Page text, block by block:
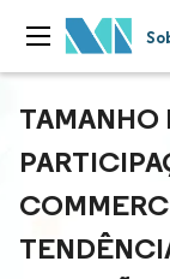
TAMANHO